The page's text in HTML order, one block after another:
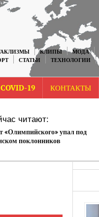
КЛИПЫ МОДА
СТАТЬИ ТЕХНОЛОГИИ
19 КОНТАКТЫ
читают:
«Олимпийского» упал под
поклонников